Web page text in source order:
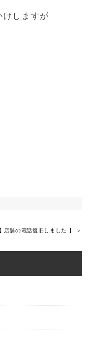
けしますが
店舗の電話復旧しました 】 ＞